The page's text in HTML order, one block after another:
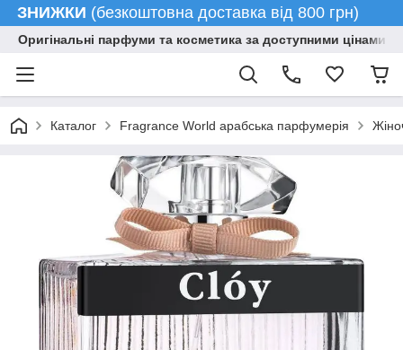
ЗНИЖКИ (безкоштовна доставка від 800 грн)
Оригінальні парфуми та косметика за доступними цінами
Каталог Fragrance World арабська парфумерія